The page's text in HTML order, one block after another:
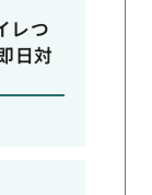
レつ
日対